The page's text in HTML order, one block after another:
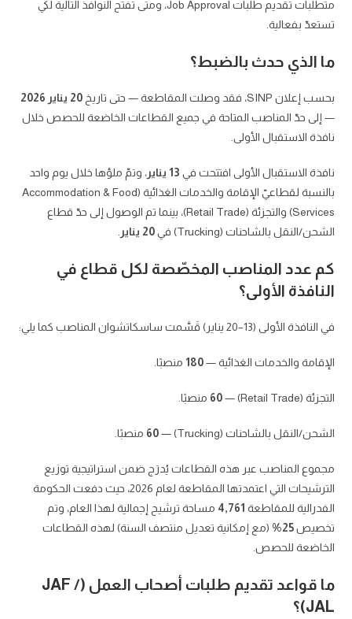
متطلبات تقديم طلبات Job Approval، ومتى تفتح النوافذ التالية لكي
تستعدّ بفعالية.
ما الذي حدث بالضبط؟
بحسب إعلان SINP، فقد وصلت المقاطعة — حتى تاريخ
20 يناير 2026
— إلى حدّ المناصب المتاحة في جميع القطاعات الخاضعة للحصص خلال
نافذة الاستقبال الأولى.
نافذة الاستقبال الأولى افتتحت في 13 يناير
، وتمّ ملؤها خلال يوم واحد
بالنسبة لقطاعيّ الإقامة والخدمات الغذائية (Accommodation & Food
Services) والتجزئة (Retail Trade)، بينما تم الوصول إلى حدّ قطاع
الشحن/النقل بالشاحنات (Trucking) في
20 يناير
كم عدد المناصب المخصّصة لكل قطاع في
النافذة الأولى؟
في النافذة الأولى (13–20 يناير) قَسَّمت ساسكاتشوان المناصب كما يلي:
الإقامة والخدمات الغذائية —180 منصبًا.
التجزئة (Retail Trade) — 60 منصبًا.
الشحن/النقل بالشاحنات (Trucking) — 60 منصبًا.
مجموع المناصب عبر هذه القطاعات يُدرَج ضمن استراتيجية توزيع
الترشيحات التي اعتمدتها المقاطعة لعام 2026، حيث دفعت الحكومة
الفدرالية للمقاطعة 4,761 مساحة ترشيح إجمالية لهذا العام، وتم
تخصيص25%
(مع إمكانية تعديل منتصف السنة) لهذه القطاعات
الخاضعة للحصص.
ما قواعد تقديم طلبات أصحاب العمل (JAF /
JAL)؟